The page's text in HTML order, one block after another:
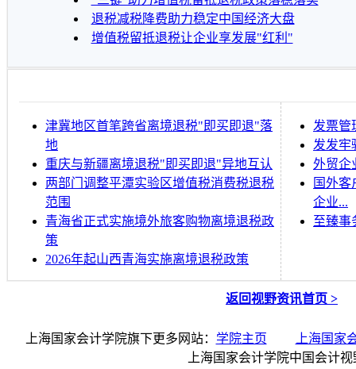
退税减税降费助力稳定中国经济大盘
增值税留抵退税让企业享发展"红利"
津冀地区首笔跨省离境退税"即买即退"落
地
重庆与新疆离境退税"即买即退"异地互认
两部门调整平潭实验区增值税消费税退税
范围
青海省正式实施境外旅客购物离境退税政
策
2026年起山西青海实施离境退税政策
发票管
发发牢
外贸企
国外
企业...
至臻事
返回视野资讯首页 >
上海国家会计学院旗下更多网站： 学院主页
上海国家
上海国家会计学院中国会计